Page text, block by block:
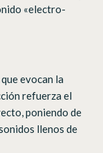
«electro-
evocan la
refuerza el
poniendo de
llenos de